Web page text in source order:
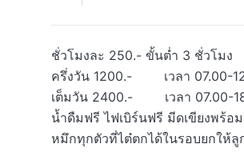
ชั่วโมงละ 250.- ขั้นต่ำ 3 ชั่วโมง
ครึ่งวัน 1200.-        เวลา 07.00-
เต็มวัน 2400.-        เวลา 07.00-
น้ำดืมฟรี ไฟเบิร์นฟรี มีดเขียงพร้อ
หมึกทุกตัวที่ไต๋ตกได้ในรอบยกให้